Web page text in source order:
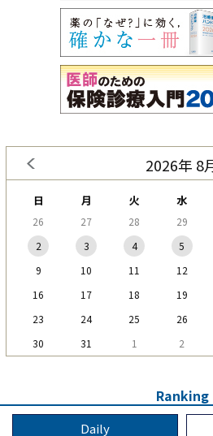
2026年 8
日 月 火 水
26 27 28 29
2
3 4 5
9
10 11 12
16
17 18 19
23
24 25 26
30
31 1 2
Ranking
Daily